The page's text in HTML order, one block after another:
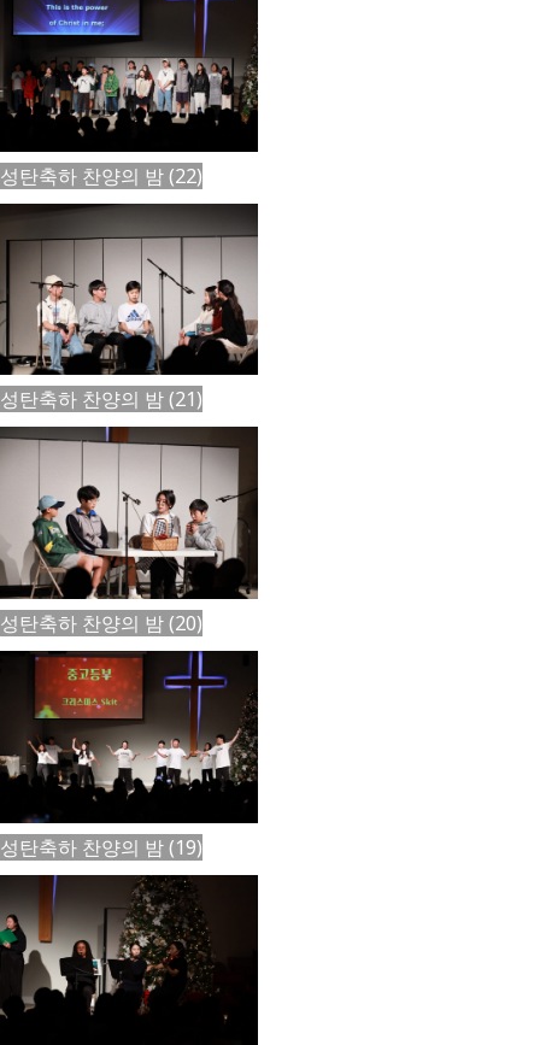
성탄축하 찬양의 밤 (22)
성탄축하 찬양의 밤 (21)
성탄축하 찬양의 밤 (20)
성탄축하 찬양의 밤 (19)